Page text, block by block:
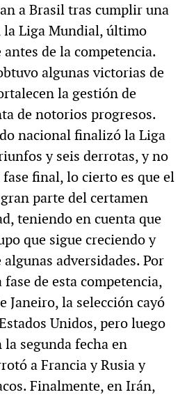
a Brasil tras cumplir una
la Liga Mundial, último
de la competencia.
algunas victorias de
la gestión de
de notorios progresos.
nacional finalizó la Liga
y seis derrotas, y no
final, lo cierto es que el
parte del certamen
teniendo en cuenta que
que sigue creciendo y
adversidades. Por
de esta competencia,
Janeiro, la selección cayó
Unidos, pero luego
segunda fecha en
a Francia y Rusia y
Finalmente, en Irán,